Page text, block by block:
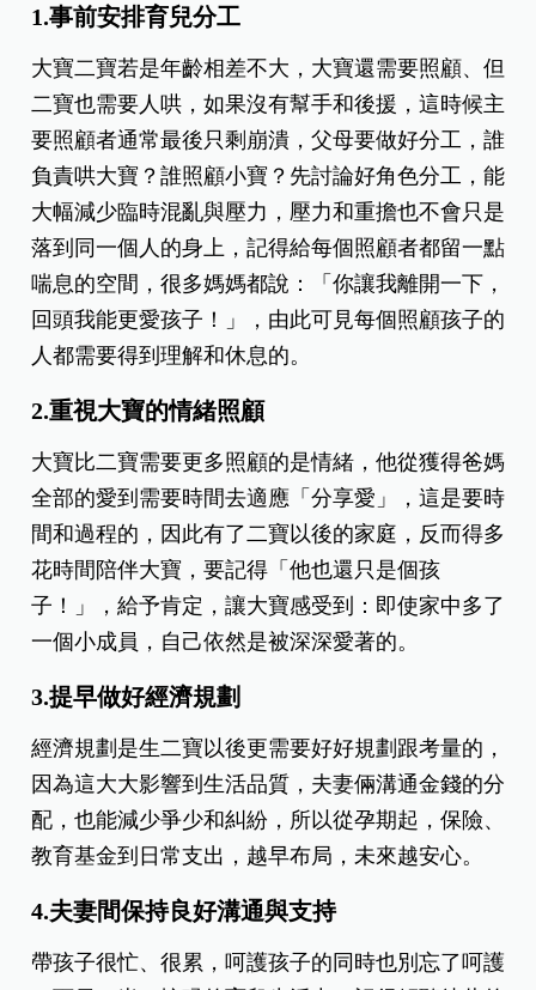
1.事前安排育兒分工
大寶二寶若是年齡相差不大，大寶還需要照顧、但
二寶也需要人哄，如果沒有幫手和後援，這時候主
要照顧者通常最後只剩崩潰，父母要做好分工，誰
負責哄大寶？誰照顧小寶？先討論好角色分工，能
大幅減少臨時混亂與壓力，壓力和重擔也不會只是
落到同一個人的身上，記得給每個照顧者都留一點
喘息的空間，很多媽媽都說：「你讓我離開一下，
回頭我能更愛孩子！」，由此可見每個照顧孩子的
人都需要得到理解和休息的。
2.重視大寶的情緒照顧
大寶比二寶需要更多照顧的是情緒，他從獲得爸媽
全部的愛到需要時間去適應「分享愛」，這是要時
間和過程的，因此有了二寶以後的家庭，反而得多
花時間陪伴大寶，要記得「他也還只是個孩
子！」，給予肯定，讓大寶感受到：即使家中多了
一個小成員，自己依然是被深深愛著的。
3.提早做好經濟規劃
經濟規劃是生二寶以後更需要好好規劃跟考量的，
因為這大大影響到生活品質，夫妻倆溝通金錢的分
配，也能減少爭少和糾紛，所以從孕期起，保險、
教育基金到日常支出，越早布局，未來越安心。
4.夫妻間保持良好溝通與支持
帶孩子很忙、很累，呵護孩子的同時也別忘了呵護